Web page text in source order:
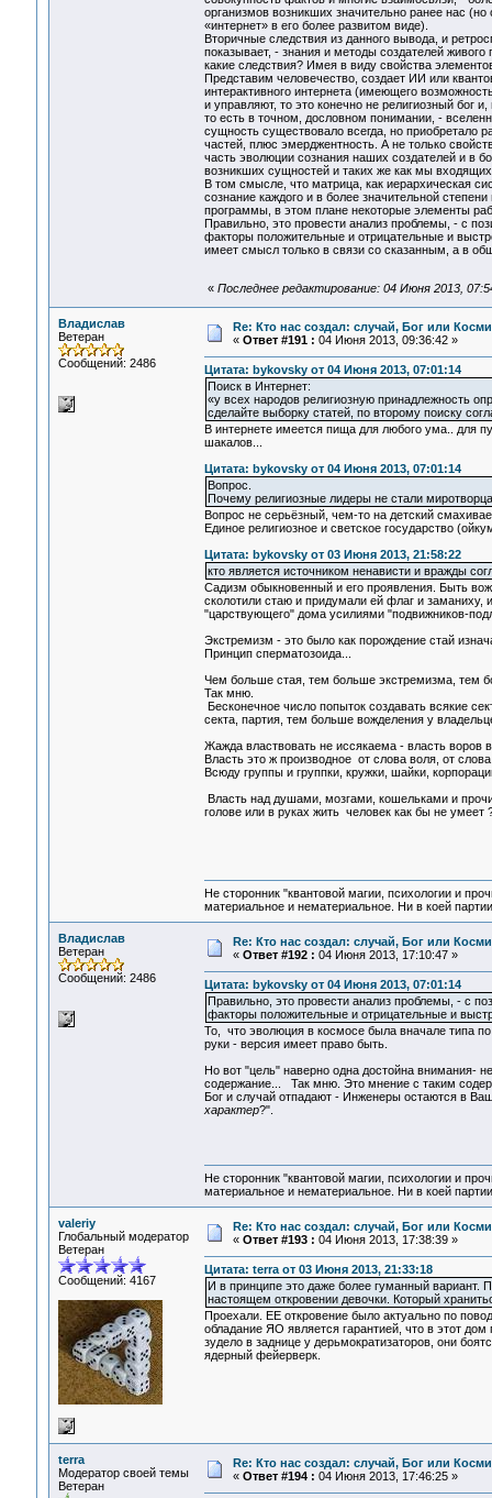
организмов возникших значительно ранее нас
«интернет» в его более развитом виде).
Вторичные следствия из данного вывода, и
показывает, - знания и методы создателей
какие следствия? Имея в виду свойства
Представим человечество, создает ИИ или
интерактивного интернета (имеющего
и управляют, то это конечно не религиозный бог
то есть в точном, дословном понимании, -
сущность существовало всегда, но приобретало
частей, плюс эмерджентность. А не только
часть эволюции сознания наших создателей и в
возникших сущностей и таких же как мы
В том смысле, что матрица, как иерархическая
сознание каждого и в более значительной
программы, в этом плане некоторые элементы
Правильно, это провести анализ проблемы, - с
факторы положительные и отрицательные и
имеет смысл только в связи со сказанным, а в
« Последнее редактирование: 04 Июня 2013,
Владислав
Ветеран
Сообщений: 2486
Re: Кто нас создал: случай, Бог или
« Ответ #191 : 04 Июня 2013, 09:36:42 »
Цитата: bykovsky от 04 Июня 2013, 07:01:14
Поиск в Интернет:
«у всех народов религиозную принадлежность
сделайте выборку статей, по второму поиску
В интернете имеется пища для любого ума.. для
шакалов...
Цитата: bykovsky от 04 Июня 2013, 07:01:14
Вопрос.
Почему религиозные лидеры не стали
Вопрос не серьёзный, чем-то на детский
Единое религиозное и светское государство
Цитата: bykovsky от 03 Июня 2013, 21:58:22
кто является источником ненависти и вражды
Садизм обыкновенный и его проявления. Быть
сколотили стаю и придумали ей флаг и заманиху,
"царствующего" дома усилиями "подвижников-
Экстремизм - это было как порождение стай
Принцип сперматозоида...
Чем больше стая, тем больше экстремизма, тем
Так мню.
Бесконечное число попыток создавать всякие
секта, партия, тем больше вожделения у
Жажда властвовать не иссякаема - власть воров
Власть это ж производное от слова воля, от
Всюду группы и группки, кружки, шайки,
Власть над душами, мозгами, кошельками и
голове или в руках жить человек как бы не умеет
Не сторонник "квантовой магии, психологии и
материальное и нематериальное. Ни в коей
Владислав
Ветеран
Сообщений: 2486
Re: Кто нас создал: случай, Бог или
« Ответ #192 : 04 Июня 2013, 17:10:47 »
Цитата: bykovsky от 04 Июня 2013, 07:01:14
Правильно, это провести анализ проблемы, - с
факторы положительные и отрицательные и
То, что эволюция в космосе была вначале типа
руки - версия имеет право быть.
Но вот "цель" наверно одна достойна внимания-
содержание... Так мню. Это мнение с таким
Бог и случай отпадают - Инженеры остаются в
характер?".
Не сторонник "квантовой магии, психологии и
материальное и нематериальное. Ни в коей
valeriy
Глобальный модератор
Ветеран
Сообщений: 4167
Re: Кто нас создал: случай, Бог или
« Ответ #193 : 04 Июня 2013, 17:38:39 »
Цитата: terra от 03 Июня 2013, 21:33:18
И в принципе это даже более гуманный вариант.
настоящем откровении девочки. Который
Проехали. ЕЕ откровение было актуально по
обладание ЯО является гарантией, что в этот
зудело в заднице у дерьмократизаторов, они
ядерный фейерверк.
terra
Модератор своей темы
Ветеран
Re: Кто нас создал: случай, Бог или
« Ответ #194 : 04 Июня 2013, 17:46:25 »